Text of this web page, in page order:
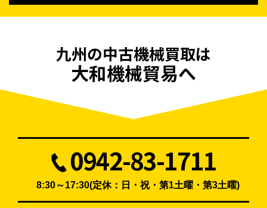
九州の中古機械買取は
大和機械貿易へ
0942-83-1711
8:30～17:30(定休：日・祝・第1土曜・第3土曜)